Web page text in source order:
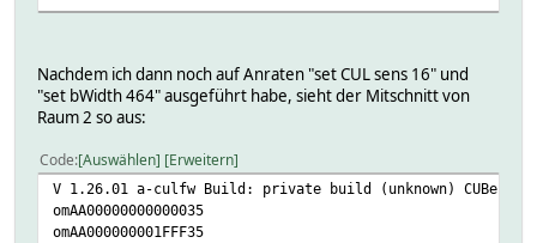
omAA000000000000 18,8 50
Kanal 3
omAA000000000000
Nachdem ich dann noch auf Anraten "set CUL sens 16" und
"set bWidth 464" ausgeführt habe, sieht der Mitschnitt von
Raum 2 so aus:
Code Auswählen Erweitern
V 1.26.01 a-culfw Build: private build (unknown) CUBe (F-
omAA00000000000035
omAA000000001FFF35